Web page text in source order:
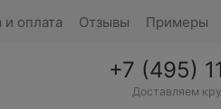
и оплата Отзывы Примеры
+7 (495)
Доставляем